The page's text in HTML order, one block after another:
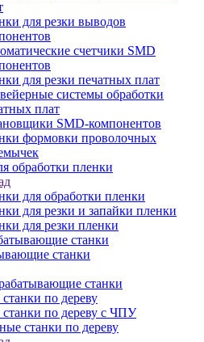
для резки выводов
счетчики SMD
для резки печатных плат
системы обработки
плат
SMD-компонентов
формовки проволочных
обработки пленки
для обработки пленки
для резки и запайки пленки
для резки пленки
станки
станки
станки
по дереву
по дереву с ЧПУ
станки по дереву